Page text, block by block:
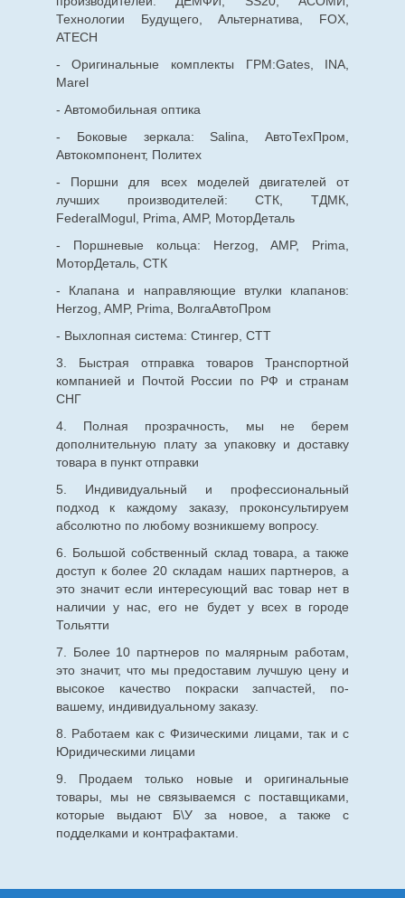
Технологии Будущего, Альтернатива, FOX,
ATECH
- Оригинальные комплекты ГРМ:Gates, INA,
Marel
- Автомобильная оптика
- Боковые зеркала: Salina, АвтоТехПром,
Автокомпонент, Политех
- Поршни для всех моделей двигателей от
лучших производителей: СТК, ТДМК,
FederalMogul, Prima, AMP, МоторДеталь
- Поршневые кольца: Herzog, AMP, Prima,
МоторДеталь, СТК
- Клапана и направляющие втулки клапанов:
Herzog, AMP, Prima, ВолгаАвтоПром
- Выхлопная система: Стингер, СТТ
3. Быстрая отправка товаров Транспортной
компанией и Почтой России по РФ и странам
СНГ
4. Полная прозрачность, мы не берем
дополнительную плату за упаковку и доставку
товара в пункт отправки
5. Индивидуальный и профессиональный
подход к каждому заказу, проконсультируем
абсолютно по любому возникшему вопросу.
6. Большой собственный склад товара, а также
доступ к более 20 складам наших партнеров, а
это значит если интересующий вас товар нет в
наличии у нас, его не будет у всех в городе
Тольятти
7. Более 10 партнеров по малярным работам,
это значит, что мы предоставим лучшую цену и
высокое качество покраски запчастей, по-
вашему, индивидуальному заказу.
8. Работаем как с Физическими лицами, так и с
Юридическими лицами
9. Продаем только новые и оригинальные
товары, мы не связываемся с поставщиками,
которые выдают Б\У за новое, а также с
подделками и контрафактами.